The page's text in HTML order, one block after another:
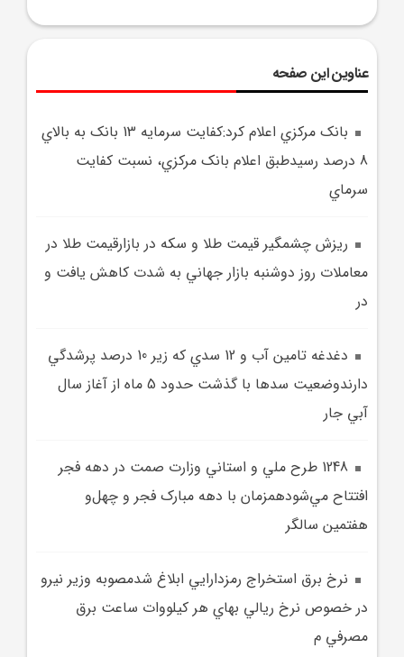
عناوین این صفحه
بانک مرکزي اعلام کرد:کفايت سرمايه 13 بانک به بالاي
8 درصد رسيدطبق اعلام بانک مرکزي، نسبت کفايت
سرماي
ريزش چشمگير قيمت طلا و سکه در بازارقيمت طلا در
معاملات روز دوشنبه بازار جهاني به شدت کاهش يافت و
در
دغدغه تامين آب و 12 سدي که زير 10 درصد پرشدگي
دارندوضعيت سدها با گذشت حدود 5 ماه از آغاز سال
آبي جار
1248 طرح ملي و استاني وزارت صمت در دهه فجر
افتتاح مي‌شودهمزمان با دهه مبارک فجر و چهل‌و
هفتمين سالگر
نرخ برق استخراج رمزدارايي ابلاغ شدمصوبه وزير نيرو
در خصوص نرخ ريالي بهاي هر کيلووات ساعت برق
مصرفي م